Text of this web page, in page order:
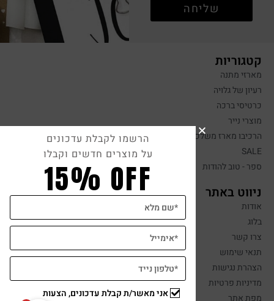
שליחה
קטגוריות
מארזי מתנה
רעיון של גלויה
כרטיסי ברכה
מוצרי נייר
הרכיבו מארז משלכם
SALE
ספר - טוב להודות
ניווט באתר
אודות
בלוג
צרו קשר
תנאי שימוש
הצהרת נגישות
מדיניות פרטיות
הרשמו לקבלת עדכונים
על מוצרים חדשים וקבלו
15% OFF
אני מאשר/ת קבלת עדכונים, הצעות